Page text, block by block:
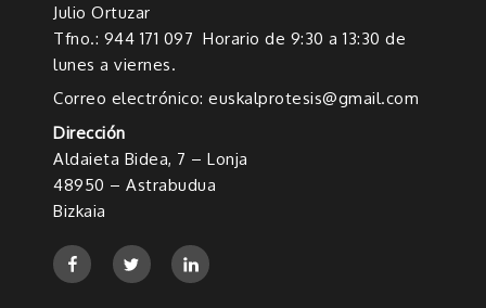
Julio Ortuzar
Tfno.: 944 171 097 Horario de 9:30 a 13:30 de
lunes a viernes.
Correo electrónico: euskalprotesis@gmail.com
Dirección
Aldaieta Bidea, 7 – Lonja
48950 – Astrabudua
Bizkaia